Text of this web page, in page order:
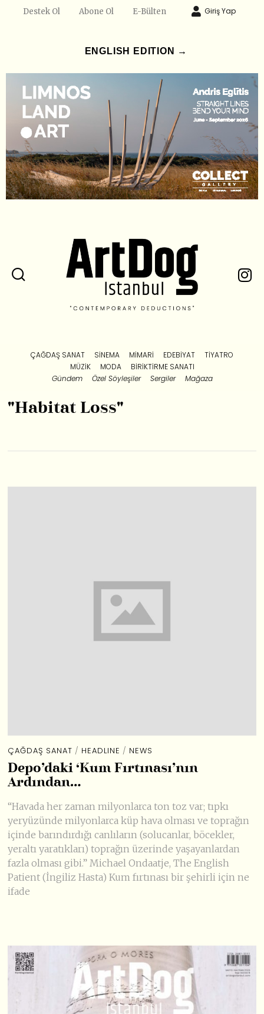
Destek Ol Abone Ol E-Bülten Giriş Yap
ENGLISH EDITION →
ÇAĞDAŞ SANAT SINEMA MIMARI EDEBIYAT
TIYATRO
MÜZIK
MODA
BIRIKTIRME SANATI
Gündem
Özel Söyleşiler Sergiler Mağaza
"Habitat Loss"
ÇAĞDAŞ SANAT / HEADLINE / NEWS
Depo’daki ‘Kum Fırtınası’nın
Ardından…
“Havada her zaman milyonlarca ton toz var; tıpkı
yeryüzünde milyonlarca küp hava olması ve toprağın
içinde barındırdığı canlıların (solucanlar, böcekler,
yeraltı yaratıkları) toprağın üzerinde yaşayanlardan
fazla olması gibi.” Michael Ondaatje, The English
Patient (İngiliz Hasta) Kum fırtınası bir şehirli için ne
ifade